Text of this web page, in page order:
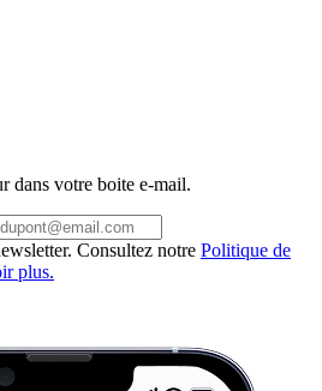
dans votre boite e-mail.
Consultez notre Politique de
plus.